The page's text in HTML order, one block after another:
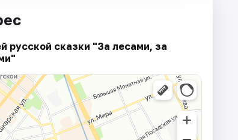
русской сказки "За лесами, за